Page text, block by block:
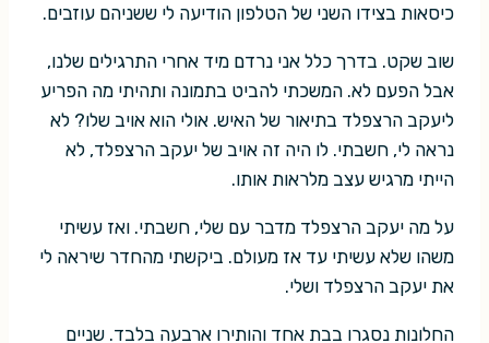
כיסאות בצידו השני של הטלפון הודיעה לי ששניהם עוזבים.
שוב שקט. בדרך כלל אני נרדם מיד אחרי התרגילים שלנו,
אבל הפעם לא. המשכתי להביט בתמונה ותהיתי מה הפריע
ליעקב הרצפלד בתיאור של האיש. אולי הוא אויב שלו? לא
נראה לי, חשבתי. לו היה זה אויב של יעקב הרצפלד, לא
הייתי מרגיש עצב מלראות אותו.
על מה יעקב הרצפלד מדבר עם שלי, חשבתי. ואז עשיתי
משהו שלא עשיתי עד אז מעולם. ביקשתי מהחדר שיראה לי
את יעקב הרצפלד ושלי.
החלונות נסגרו בבת אחד והותירו ארבעה בלבד. שניים